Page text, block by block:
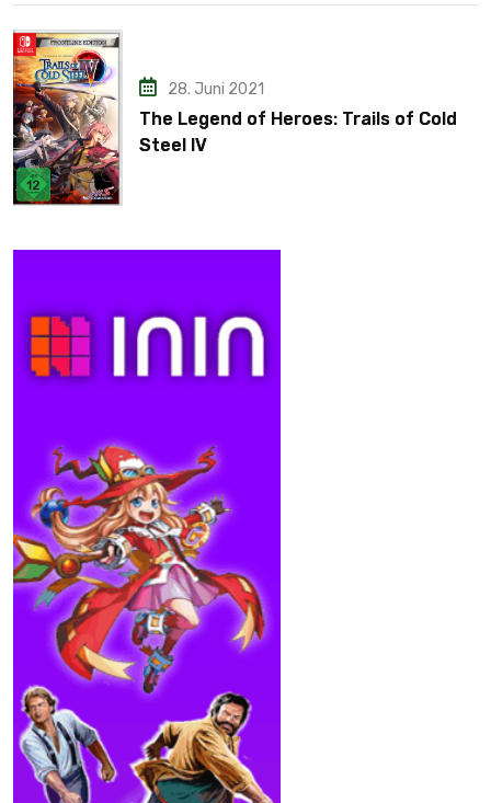
28. Juni 2021
The Legend of Heroes: Trails of Cold
Steel IV